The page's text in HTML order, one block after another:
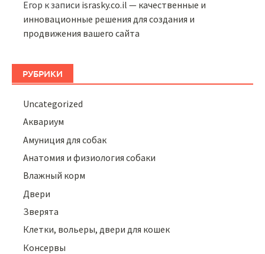
Егор к записи israsky.co.il — качественные и
инновационные решения для создания и
продвижения вашего сайта
РУБРИКИ
Uncategorized
Аквариум
Амуниция для собак
Анатомия и физиология собаки
Влажный корм
Двери
Зверята
Клетки, вольеры, двери для кошек
Консервы